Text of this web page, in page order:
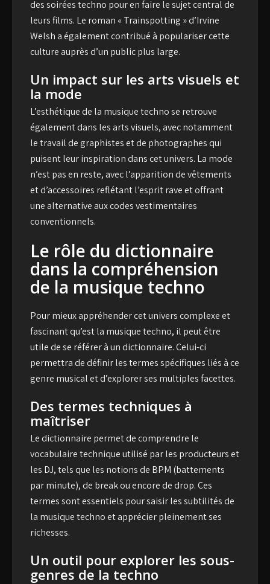
des soirées techno pour en faire le sujet central de
leurs films. Le roman « Trainspotting » d’Irvine
Welsh a également contribué à populariser cette
culture auprès d’un public plus large.
Un impact sur les arts visuels et
la mode
L’esthétique de la musique techno se retrouve
également dans les arts visuels, avec notamment
le travail de graphistes et de photographes qui
puisent leur inspiration dans cet univers. La mode
n’est pas en reste, avec l’apparition de vêtements
et d’accessoires reflétant l’esprit rave et offrant
une alternative aux codes vestimentaires
conventionnels.
Le rôle du dictionnaire
dans la compréhension
de la musique techno
Pour mieux appréhender cet univers complexe et
fascinant qu’est la musique techno, il peut être
utile de se référer à undictionnaire. Celui-ci
permettra de définir les termes spécifiques liés à ce
genre musical et d’explorer ses multiples facettes.
Des termes techniques à
maîtriser
Le dictionnaire permet de comprendre le
vocabulaire technique utilisé par les producteurs et
les DJ, tels que les notions de BPM (battements
par minute), de break ou encore de drop. Ces
termes sont essentiels pour saisir les subtilités de
la musique techno et apprécier pleinement ses
richesses.
Un outil pour explorer les sous-
genres de la techno